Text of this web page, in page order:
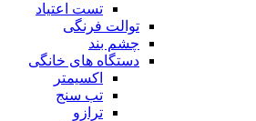
تست اعتیاد
توالت فرنگی
چشم بند
دستگاه های خانگی
اکسیمتر
تب سنج
ترازو